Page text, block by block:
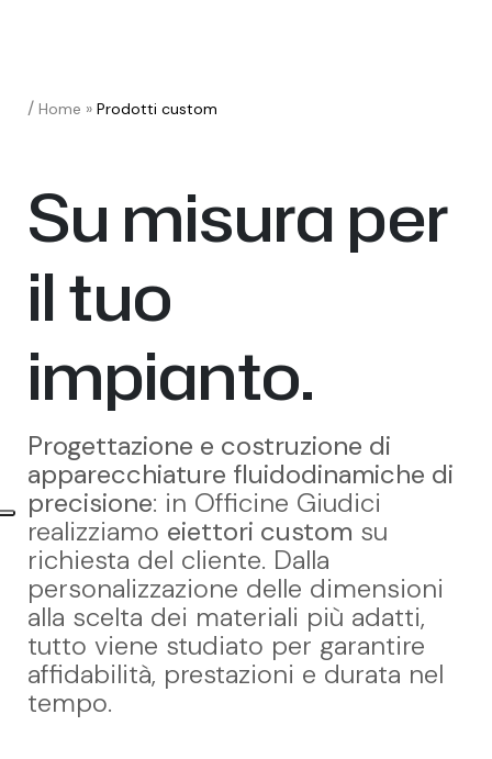
/ Home » Prodotti custom
Su misura per
il tuo
impianto.
Progettazione e costruzione di
apparecchiature fluidodinamiche di
precisione: in Officine Giudici
realizziamo eiettori custom su
richiesta del cliente. Dalla
personalizzazione delle dimensioni
alla scelta dei materiali più adatti,
tutto viene studiato per garantire
affidabilità, prestazioni e durata nel
tempo.